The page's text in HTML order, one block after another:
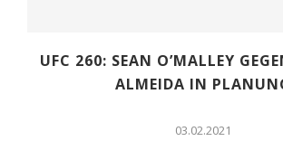
UFC 260: SEAN O’MALLEY
ALMEIDA IN
03.02.2021